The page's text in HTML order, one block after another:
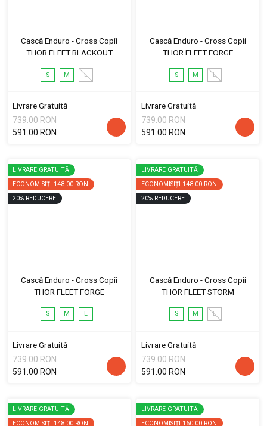
Cască Enduro - Cross Copii
THOR FLEET BLACKOUT
S M L
Livrare Gratuită
739.00 RON
591.00 RON
Cască Enduro - Cross Copii
THOR FLEET FORGE
S M L
Livrare Gratuită
739.00 RON
591.00 RON
LIVRARE GRATUITĂ
ECONOMISIȚI 148.00 RON
20% REDUCERE
Cască Enduro - Cross Copii
THOR FLEET FORGE
S M L
Livrare Gratuită
739.00 RON
591.00 RON
LIVRARE GRATUITĂ
ECONOMISIȚI 148.00 RON
20% REDUCERE
Cască Enduro - Cross Copii
THOR FLEET STORM
S M L
Livrare Gratuită
739.00 RON
591.00 RON
LIVRARE GRATUITĂ
ECONOMISIȚI 148.00 RON
LIVRARE GRATUITĂ
ECONOMISIȚI 160.00 RON